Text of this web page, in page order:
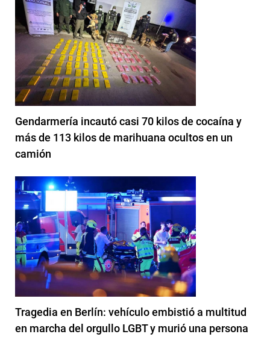
Gendarmería incautó casi 70 kilos de cocaína y
más de 113 kilos de marihuana ocultos en un
camión
Tragedia en Berlín: vehículo embistió a multitud
en marcha del orgullo LGBT y murió una persona